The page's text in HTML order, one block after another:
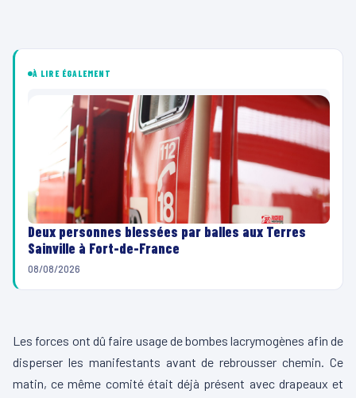
À LIRE ÉGALEMENT
Deux personnes blessées par balles aux Terres
Sainville à Fort-de-France
08/08/2026
e
c
t
Les forces ont dû faire usage de bombes lacrymogènes afin de
disperser les manifestants avant de rebrousser chemin. Ce
matin, ce même comité était déjà présent avec drapeaux et